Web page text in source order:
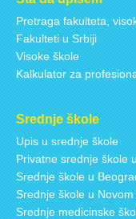
Pretraga fakulteta,
Fakulteti u Srbiji
Visoke škole
Kalkulator za
Srednje škole
Upis u srednje škole
Privatne srednje škole
Srednje škole u
Srednje škole u
Srednje medicinske